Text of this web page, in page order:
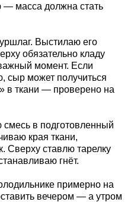
— масса должна стать
Выстилаю его
обязательно кладу
момент. Если
сыр может получиться
в ткани — проверено на
в подготовленный
края ткани,
Сверху ставлю тарелку
гнёт.
примерно на
вечером — а утром